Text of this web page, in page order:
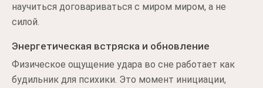
научиться договариваться с миром миром, а не
силой.
Энергетическая встряска и обновление
Физическое ощущение удара во сне работает как
будильник для психики. Это момент инициации,